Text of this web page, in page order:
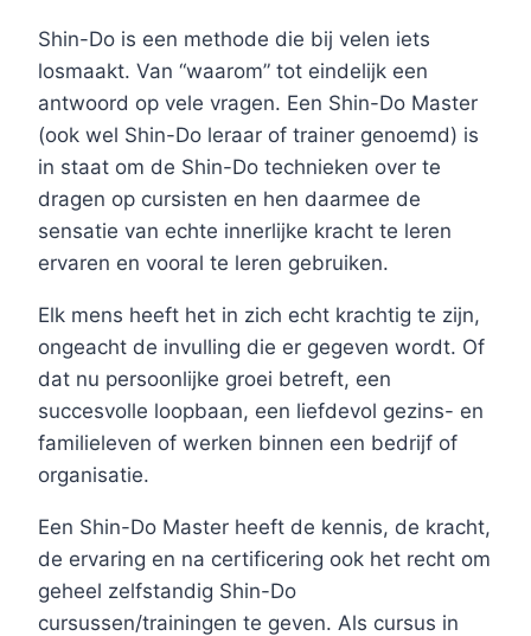
Shin-Do is een methode die bij velen iets
losmaakt. Van “waarom” tot eindelijk een
antwoord op vele vragen. Een Shin-Do Master
(ook wel Shin-Do leraar of trainer genoemd) is
in staat om de Shin-Do technieken over te
dragen op cursisten en hen daarmee de
sensatie van echte innerlijke kracht te leren
ervaren en vooral te leren gebruiken.
Elk mens heeft het in zich echt krachtig te zijn,
ongeacht de invulling die er gegeven wordt. Of
dat nu persoonlijke groei betreft, een
succesvolle loopbaan, een liefdevol gezins- en
familieleven of werken binnen een bedrijf of
organisatie.
Een Shin-Do Master heeft de kennis, de kracht,
de ervaring en na certificering ook het recht om
geheel zelfstandig Shin-Do
cursussen/trainingen te geven. Als cursus in